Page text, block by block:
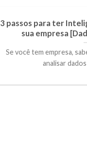
3 passos para ter
sua empresa
Se você tem empresa,
analisar